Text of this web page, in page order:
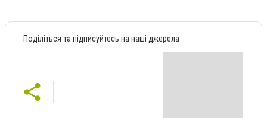
Поділіться та підписуйтесь на наші джерела